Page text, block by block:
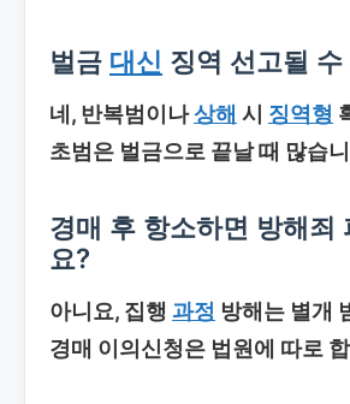
벌금 대신 징역 선고될
네, 반복범이나상해 시 징역형
초범은 벌금으로 끝날 때 많습
경매 후 항소하면 방해죄
요?
아니요, 집행 과정 방해는 별개
경매 이의신청은 법원에 따로